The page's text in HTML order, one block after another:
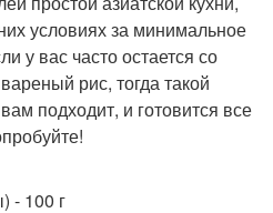
условиях за минимальное
у вас часто остается со
рис, тогда такой
подходит, и готовится все
- 100 г